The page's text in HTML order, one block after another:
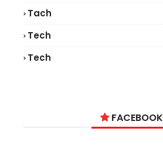
Tach
Tech
Tech
FACEBOOK